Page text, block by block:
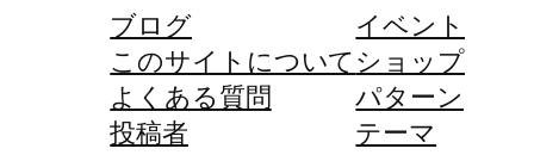
ブログ
このサイトについて
よくある質問
投稿者
イベント
ショップ
パターン
テーマ